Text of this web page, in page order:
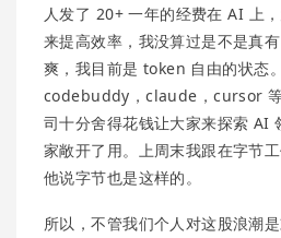
人发了 20+ 一年的经费在 AI 上
来提高效率，我没算过是不是真
爽，我目前是 token 自由的状态
codebuddy，claude，cursor
司十分舍得花钱让大家来探索 AI
家敞开了用。上周末我跟在字节
他说字节也是这样的。
所以，不管我们个人对这股浪潮